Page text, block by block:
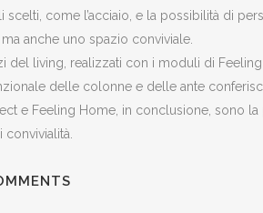
scelti, come l’acciaio, e la possibilità di
anche uno spazio conviviale.
del living, realizzati con i moduli di
delle colonne e delle ante
e Feeling Home, in conclusione, sono la